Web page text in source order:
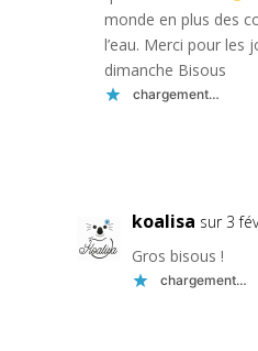
monde en plus des
l’eau. Merci pour les
dimanche Bisous
chargement…
koalisa sur 3
Gros bisous !
chargement…